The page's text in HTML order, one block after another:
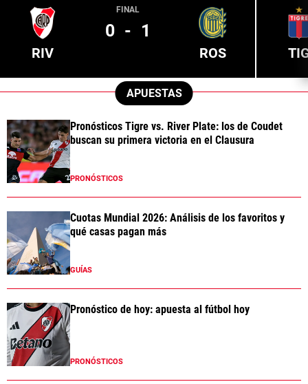
RIV
FINAL
0 - 1
ROS
APUESTAS
Pronósticos Tigre vs. River Plate: los de Coudet
buscan su primera victoria en el Clausura
PRONÓSTICOS
Cuotas Mundial 2026: Análisis de los favoritos y
qué casas pagan más
GUÍAS
Pronóstico de hoy: apuesta al fútbol hoy
PRONÓSTICOS